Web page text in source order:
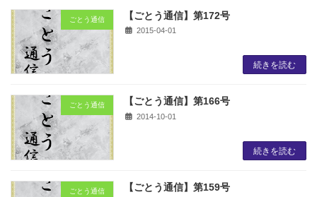
ごとう通信 【ごとう通信】第172号
2015-04-01
続きを読む
ごとう通信 【ごとう通信】第166号
2014-10-01
続きを読む
ごとう通信 【ごとう通信】第159号